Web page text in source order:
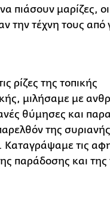
πιάσουν μαρίζες,
την τέχνη τους από
ρίζες της τοπικής
μιλήσαμε με
θύμησες και
της συριανής
τις
παράδοσης και της